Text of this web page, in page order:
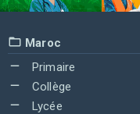
Maroc
Primaire
Collège
Lycée